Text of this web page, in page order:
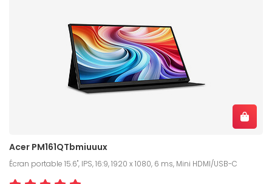
Acer PM161QTbmiuuux
Écran portable 15.6", IPS, 16:9, 1920 x 1080, 6 ms, Mini HDMI/USB-C